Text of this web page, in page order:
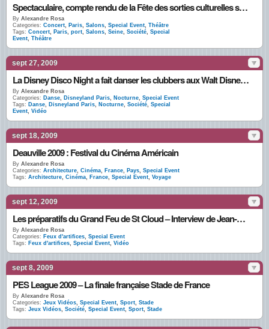
Spectaculaire, compte rendu de la Fête des sorties culturelles sur les quais de Seine
By Alexandre Rosa
Categories: Concert, Paris, Salons, Special Event, Théâtre
Tags: Concert, Paris, port, Salons, Seine, Société, Special
Event, Théâtre
sept 27, 2009
La Disney Disco Night a fait danser les clubbers aux Walt Disney Studios
By Alexandre Rosa
Categories: Danse, Disneyland Paris, Nocturne, Special Event
Tags: Danse, Disneyland Paris, Nocturne, Société, Special
Event, Vidéo
sept 18, 2009
Deauville 2009 : Festival du Cinéma Américain
By Alexandre Rosa
Categories: Architecture, Cinéma, France, Pays, Special Event
Tags: Architecture, Cinéma, France, Special Event, Voyage
sept 12, 2009
Les préparatifs du Grand Feu de St Cloud – Interview de Jean-Eric Ougier de Fête et Feux
By Alexandre Rosa
Categories: Feux d'artifices, Special Event
Tags: Feux d'artifices, Special Event, Vidéo
sept 8, 2009
PES League 2009 – La finale française Stade de France
By Alexandre Rosa
Categories: Jeux Vidéos, Special Event, Sport, Stade
Tags: Jeux Vidéos, Société, Special Event, Sport, Stade